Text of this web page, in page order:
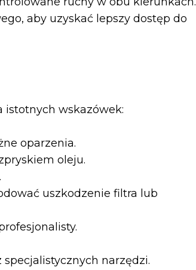
aby uzyskać lepszy dostęp do
istotnych wskazówek:
oparzenia.
oleju.
uszkodzenie filtra lub
narzędzi.